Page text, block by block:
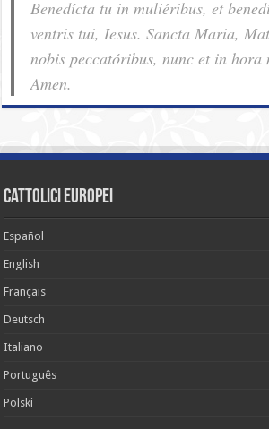
Benedícta tu in muliéribus, et
ventris tui, Iesus. Sancta Maria,
nobis pec­ca­tóribus, nunc et in hora
Amen.
cattolici europei
Español
English
Français
Deutsch
Italiano
Português
Polski